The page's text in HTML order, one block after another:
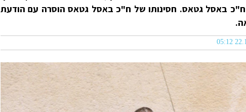
ח"כ באסל גטאס. חסינותו של ח"כ באסל גטאס הוסרה עם הודעת